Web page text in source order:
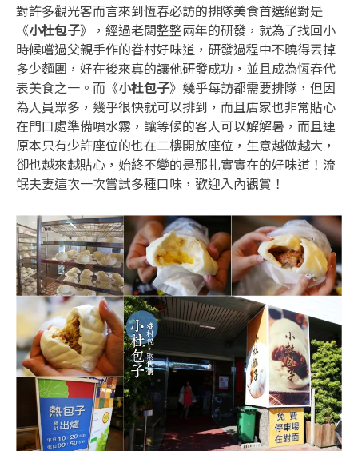
對許多觀光客而言來到恆春必訪的排隊美食首選絕對是
《小杜包子》，經過老闆整整兩年的研發，就為了找回小
時候嚐過父親手作的眷村好味道，研發過程中不曉得丟掉
多少麵團，好在後來真的讓他研發成功，並且成為恆春代
表美食之一。而《小杜包子》幾乎每訪都需要排隊，但因
為人員眾多，幾乎很快就可以排到，而且店家也非常貼心
在門口處準備噴水霧，讓等候的客人可以解解暑，而且連
原本只有少許座位的也在二樓開放座位，生意越做越大，
卻也越來越貼心，始終不變的是那扎實實在的好味道！流
氓夫妻這次一次嘗試多種口味，歡迎入內觀賞！